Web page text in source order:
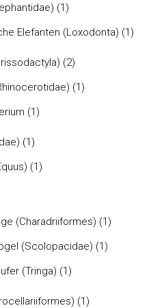
(1)
Elefanten (Loxodonta) (1)
(2)
(1)
(1)
(1)
(1)
(Charadriiformes) (1)
(Scolopacidae) (1)
(Tringa) (1)
(1)